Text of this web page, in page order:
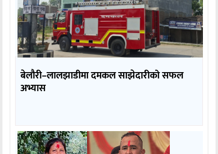
बेलौरी–लालझाडीमा दमकल साझेदारीको सफल
अभ्यास